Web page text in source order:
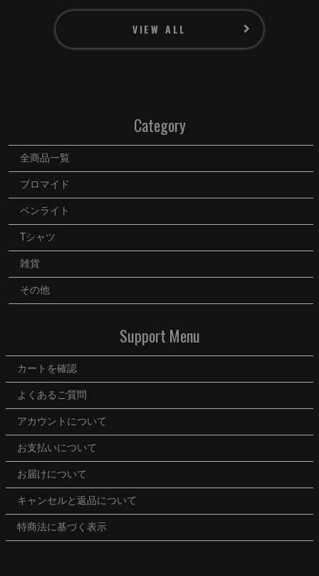
ママのつぶやき
VIEW ALL
Category
全商品一覧
ブロマイド
ペンライト
Tシャツ
雑貨
その他
Support Menu
カートを確認
よくあるご質問
アカウントについて
お支払いについて
お届けについて
キャンセルと返品について
特商法に基づく表示